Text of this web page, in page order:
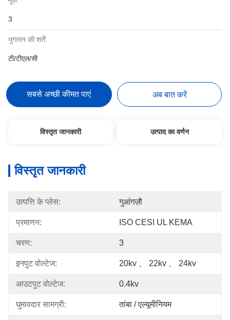
3
भुगतान की शर्तें:
टी/टीएल/सी
सबसे अच्छी कीमत पाएं अब बात करें
विस्तृत जानकारी उत्पाद का वर्णन
विस्तृत जानकारी
उत्पत्ति के प्लेस: गुआंगज़ौ
प्रमाणन: ISO CESI UL KEMA
चरण: 3
इनपुट वोल्टेज: 20kv 、 22kv 、 24kv
आउटपुट वोल्टेज: 0.4kv
घुमावदार सामग्री: तांबा / एल्यूमीनियम